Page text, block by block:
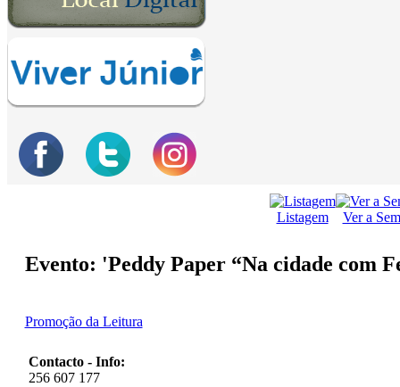
Listagem Ver a
Evento: 'Peddy Paper “Na cidade com
Promoção da Leitura
Contacto - Info:
256 607 177